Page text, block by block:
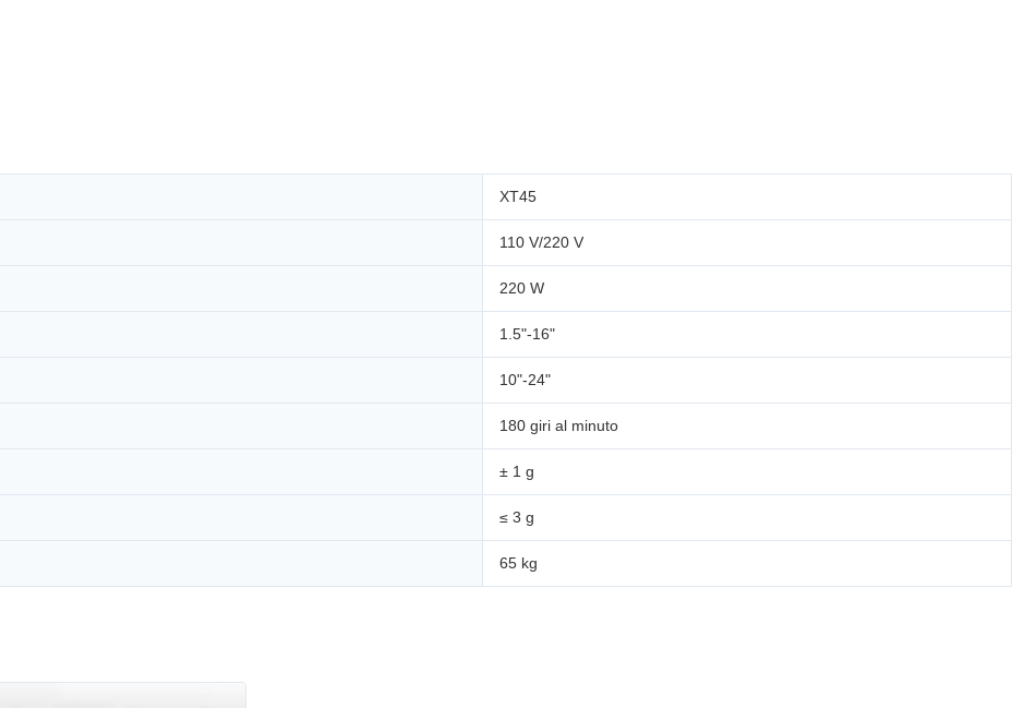
XT45
110 V/220 V
220 W
1.5"-16"
10"-24"
180 giri al minuto
± 1 g
≤ 3 g
65 kg